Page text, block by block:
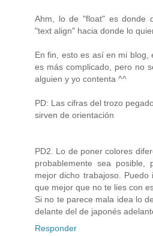
Ahm, lo de "float" es donde
"text align" hacia donde lo
En fin, esto es así en mi
es más complicado, pero no
alguien y yo contenta ^^
PD: Las cifras del trozo
sirven de orientación
PD2. Lo de poner colores
probablemente sea posible,
mejor dicho trabajoso.
que mejor que no te lies con
Si no te parece mala idea lo
delante del de japonés
Responder